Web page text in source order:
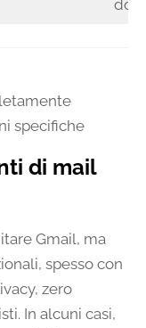
specifiche
di mail
Gmail, ma
spesso con
zero
In alcuni casi,